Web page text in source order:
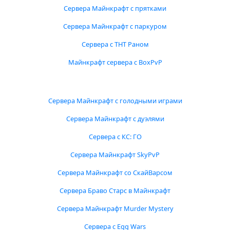
Сервера Майнкрафт с прятками
Сервера Майнкрафт с паркуром
Сервера с ТНТ Раном
Майнкрафт сервера с BoxPvP
Сервера Майнкрафт с голодными играми
Сервера Майнкрафт с дуэлями
Сервера с КС: ГО
Сервера Майнкрафт SkyPvP
Сервера Майнкрафт со СкайВарсом
Сервера Браво Старс в Майнкрафт
Сервера Майнкрафт Murder Mystery
Сервера с Egg Wars